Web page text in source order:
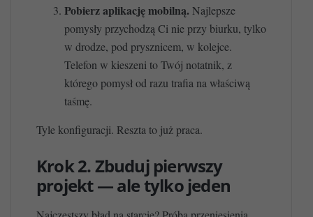
Pobierz aplikację mobilną. Najlepsze
pomysły przychodzą Ci nie przy biurku, tylko
w drodze, pod prysznicem, w kolejce.
Telefon w kieszeni to Twój notatnik, z
którego pomysł od razu trafia na właściwą
taśmę.
Tyle konfiguracji. Reszta to już praca.
Krok 2. Zbuduj pierwszy
projekt — ale tylko jeden